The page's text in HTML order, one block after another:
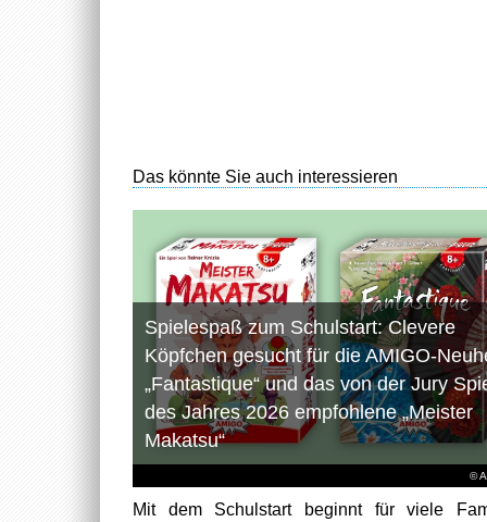
Das könnte Sie auch interessieren
©
Spielespaß zum Schulstart: Clevere
Köpfchen gesucht für die AMIGO-
„Fantastique“ und das von der Jury
des Jahres 2026 empfohlene „Meister
Makatsu“
Mit dem Schulstart beginnt für viele